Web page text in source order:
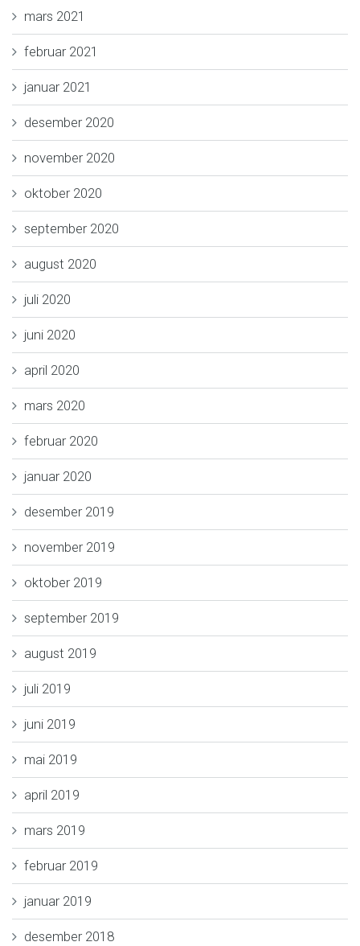
mars 2021
februar 2021
januar 2021
desember 2020
november 2020
oktober 2020
september 2020
august 2020
juli 2020
juni 2020
april 2020
mars 2020
februar 2020
januar 2020
desember 2019
november 2019
oktober 2019
september 2019
august 2019
juli 2019
juni 2019
mai 2019
april 2019
mars 2019
februar 2019
januar 2019
desember 2018